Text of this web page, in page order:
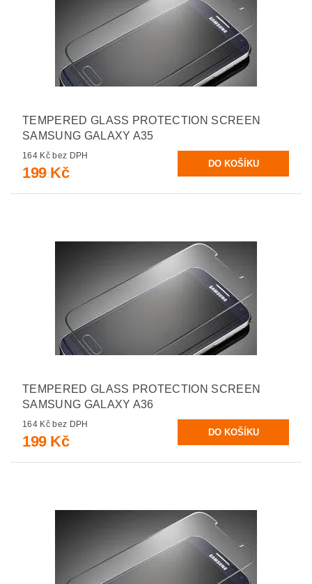
TEMPERED GLASS PROTECTION SCREEN
SAMSUNG GALAXY A35
164 Kč bez DPH
199 Kč
TEMPERED GLASS PROTECTION SCREEN
SAMSUNG GALAXY A36
164 Kč bez DPH
199 Kč